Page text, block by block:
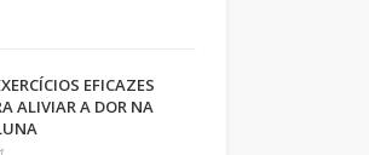
EFICAZES
ALIVIAR A DOR NA